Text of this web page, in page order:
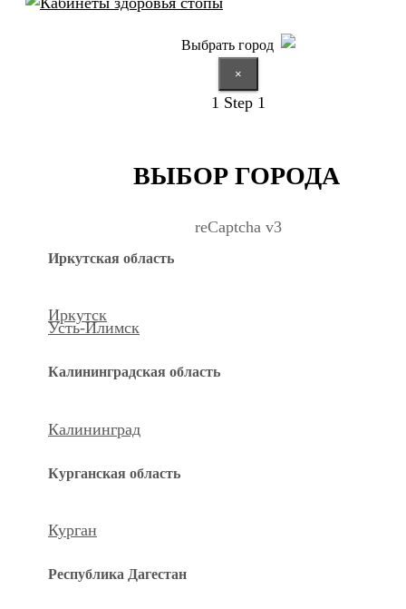
Выбрать город
×
1 Step 1
ВЫБОР ГОРОДА
reCaptcha v3
Иркутская область
Иркутск
Усть-Илимск
Калининградская область
Калининград
Курганская область
Курган
Республика Дагестан